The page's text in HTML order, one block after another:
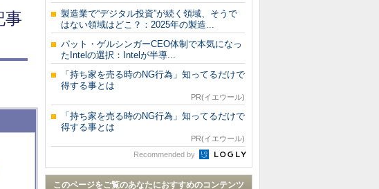
事
製造業で“デジタル投資”が続く領域、そうで
はない領域はどこ？：2025年の製造...
パット・ゲルシンガーCEO体制で本気になっ
たIntelの選択：Intelが半導...
「持ち家を売る時のNG行為」知ってるだけで
得する事とは
PR(イエウール)
「持ち家を売る時のNG行為」知ってるだけで
得する事とは
PR(イエウール)
Recommended by
このページをご覧のあなたにおすすめのコンテンツ